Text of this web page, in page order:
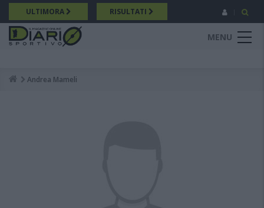
Salta
al
contenuto
principale
ULTIMORA RISULTATI
MENU
Breadcrumb
Andrea Mameli